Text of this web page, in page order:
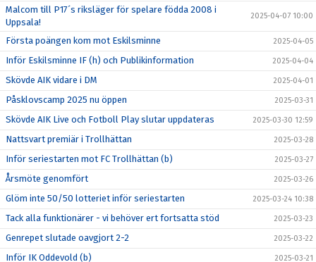
Malcom till P17´s riksläger för spelare födda 2008 i
Uppsala!
2025-04-07 10:00
Första poängen kom mot Eskilsminne 2025-04-05
Inför Eskilsminne IF (h) och Publikinformation 2025-04-04
Skövde AIK vidare i DM 2025-04-01
Påsklovscamp 2025 nu öppen 2025-03-31
Skövde AIK Live och Fotboll Play slutar uppdateras 2025-03-30 12:59
Nattsvart premiär i Trollhättan 2025-03-28
Inför seriestarten mot FC Trollhättan (b) 2025-03-27
Årsmöte genomfört 2025-03-26
Glöm inte 50/50 lotteriet inför seriestarten 2025-03-24 10:38
Tack alla funktionärer - vi behöver ert fortsatta stöd 2025-03-23
Genrepet slutade oavgjort 2-2 2025-03-22
Inför IK Oddevold (b) 2025-03-21